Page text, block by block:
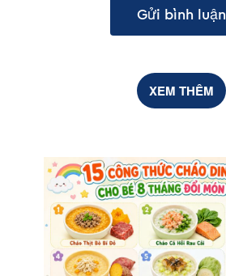
Gửi bình luận
XEM THÊM